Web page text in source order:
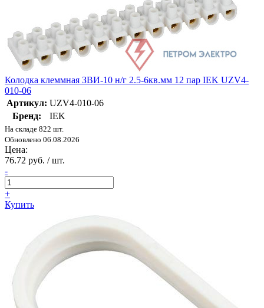
Колодка клеммная ЗВИ-10 н/г 2.5-6кв.мм 12 пар IEK UZV4-
010-06
Артикул: UZV4-010-06
Бренд:
IEK
На складе 822 шт.
Обновлено 06.08.2026
Цена:
76.72 руб. / шт.
-
+
Купить